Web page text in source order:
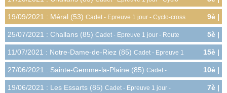
cross
6.4pts
19/09/2021 : Méral (53) Cadet - Epreuve 1 jour - Cyclo-cross
9è |
2.8pts
25/07/2021 : Challans (85) Cadet - Epreuve 1 jour - Route
5è |
4.8pts
11/07/2021 : Notre-Dame-de-Riez (85) Cadet - Epreuve 1
jour - Route
15è |
0.4pts
27/06/2021 : Sainte-Gemme-la-Plaine (85) Cadet -
Epreuve 1 jour - Route
10è |
2.4pts
19/06/2021 : Les Essarts (85) Cadet - Epreuve 1 jour -
7è |